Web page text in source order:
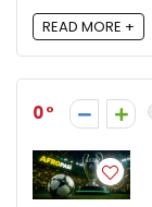
READ MORE +
0